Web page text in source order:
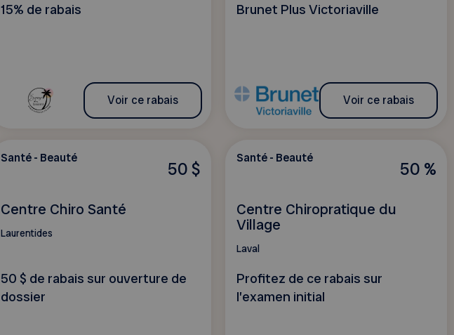
15% de rabais
Voir ce rabais
Brunet Plus Victoriaville
Voir ce rabais
50 $
Santé - Beauté
Centre Chiro Santé
Laurentides
50 $ de rabais sur ouverture de
dossier
50 %
Santé - Beauté
Centre Chiropratique du
Village
Laval
Profitez de ce rabais sur
l’examen initial